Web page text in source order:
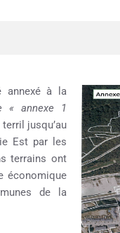
annexé à la
« annexe 1
jusqu’au
Est par les
terrains ont
économique
de la